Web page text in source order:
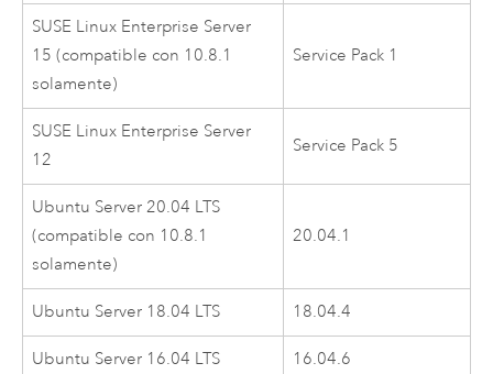
SUSE Linux Enterprise Server
15 (compatible con 10.8.1
solamente)
Service Pack 1
SUSE Linux Enterprise Server
12
Service Pack 5
Ubuntu Server 20.04 LTS
(compatible con 10.8.1
solamente)
20.04.1
Ubuntu Server 18.04 LTS 18.04.4
Ubuntu Server 16.04 LTS 16.04.6